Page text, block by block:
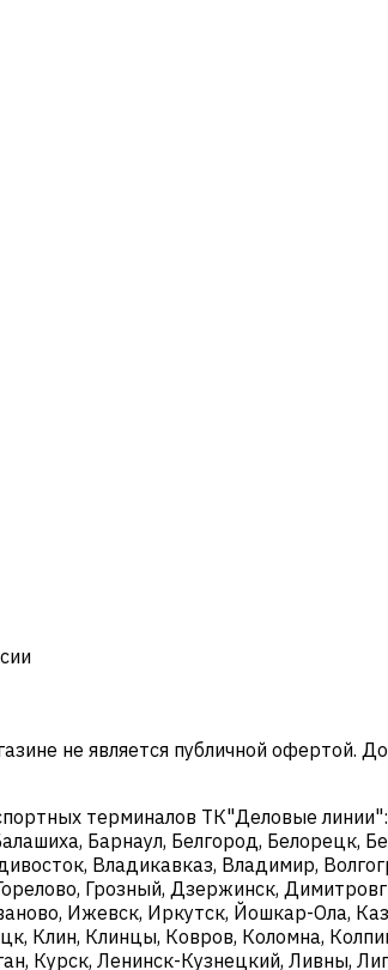
не является публичной
терминалов ТК"Деловые
Барнаул, Белгород, Белорецк,
Владикавказ, Владимир,
Грозный, Дзержинск,
Ижевск, Иркутск, Йошкар-Ола,
Клин, Клинцы, Ковров, Коломна,
Курск, Ленинск-Кузнецкий, Ливны,